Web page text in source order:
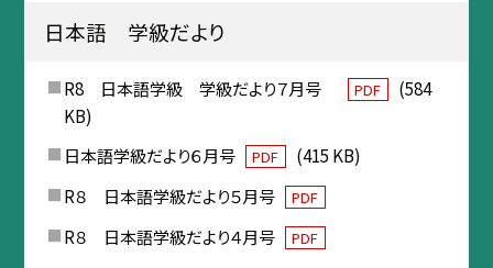
日本語 学級だより
R8 日本語学級 学級だより７月号 PDF
(584
KB)
日本語学級だより６月号
PDF
(415 KB)
R８ 日本語学級だより５月号
PDF
R８ 日本語学級だより４月号 PDF